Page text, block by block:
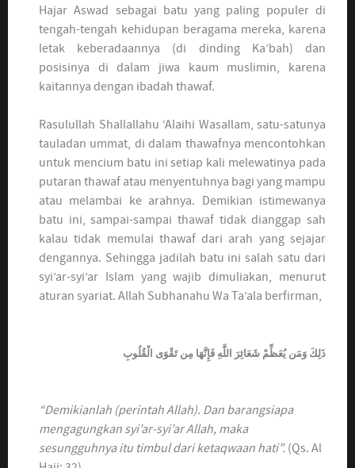
Hajar Aswad sebagai batu yang paling populer di
tengah-tengah kehidupan beragama mereka, karena
letak keberadaannya (di dinding Ka’bah) dan
posisinya di dalam jiwa kaum muslimin, karena
kaitannya dengan ibadah thawaf.
Rasulullah Shallallahu ‘Alaihi Wasallam, satu-satunya
tauladan ummat, di dalam thawafnya mencontohkan
untuk mencium batu ini setiap kali melewatinya pada
putaran thawaf atau menyentuhnya bagi yang mampu
atau melambai ke arahnya. Demikian istimewanya
batu ini, sampai-sampai thawaf tidak dianggap sah
kalau tidak memulai thawaf dari arah yang sejajar
dengannya. Sehingga jadilah batu ini salah satu dari
syi’ar-syi’ar Islam yang wajib dimuliakan, menurut
aturan syariat. Allah Subhanahu Wa Ta’ala berfirman,
ذَلِكَ وَمَن يُعَظِّمْ شَعَائِرَ اللَّهِ فَإِنَّهَا مِن تَقْوَى الْقُلُوبِ
“Demikianlah (perintah Allah). Dan barangsiapa
mengagungkan syi’ar-syi’ar Allah, maka
sesungguhnya itu timbul dari ketaqwaan hati”. (Qs. Al